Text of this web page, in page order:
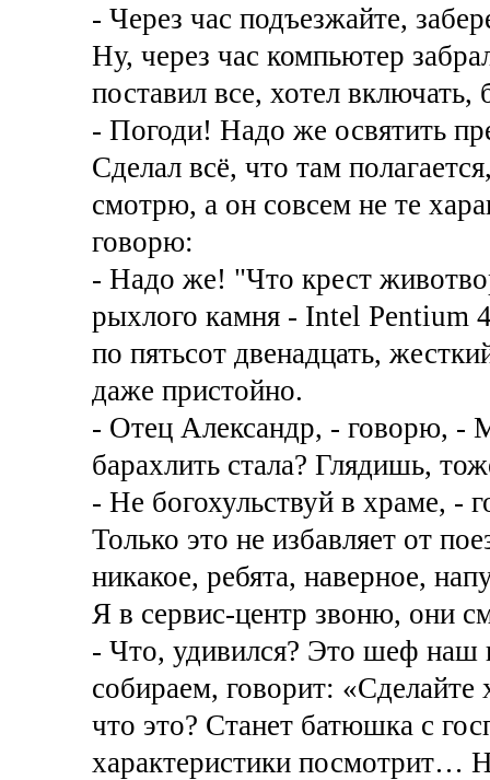
- Через час подъезжайте,
Ну, через час компьютер
поставил все, хотел
- Погоди! Надо же освятить
Сделал всё, что там
смотрю, а он совсем не те
говорю:
- Надо же! "Что крест
рыхлого камня - Intel Pentium
по пятьсот двенадцать,
даже пристойно.
- Отец Александр, - говорю, -
барахлить стала? Глядишь,
- Не богохульствуй в храме, -
Только это не избавляет от
никакое, ребята, наверное,
Я в сервис-центр звоню, они
- Что, удивился? Это шеф наш
собираем, говорит:
что это? Станет батюшка с
характеристики посмотрит…